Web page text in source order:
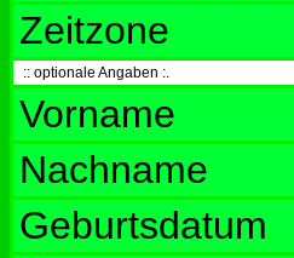
Zeitzone
:: optionale Angaben :.
Vorname
Nachname
Geburtsdatum